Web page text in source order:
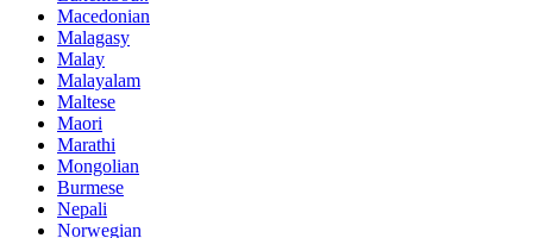
Macedonian
Malagasy
Malay
Malayalam
Maltese
Maori
Marathi
Mongolian
Burmese
Nepali
Norwegian